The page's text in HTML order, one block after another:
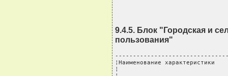
9.4.5. Блок "Городская и
пользования"
¦Наименование
¦